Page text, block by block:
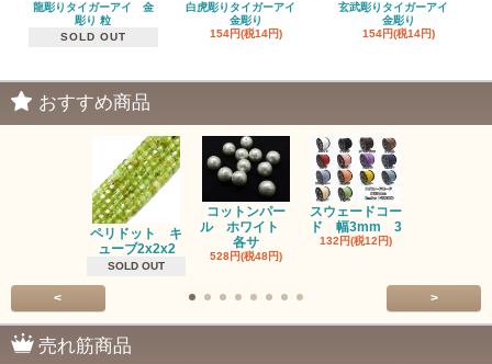
龍彫りタイガーアイ 金
彫り 粒
SOLD OUT
白虎彫りタイガーアイ
金彫り
154円(税14円)
玄武彫りタイガーアイ
金彫り
154円(税14円)
おすすめ商品
ペリドット キ
ューブ2x2x2
SOLD OUT
コットンパー
ル ホワイト
各サ
528円(税48円)
スウェードコー
ド 幅3mm 3
132円(税12円)
< >
売れ筋商品